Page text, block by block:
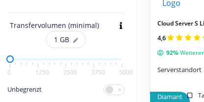
Transfervolumen (minimal)
1 GB
0 1250 2500 3750 5000
Unbegrenzt
Diamant
Cloud Server S
4,6
92%
Serverstandort